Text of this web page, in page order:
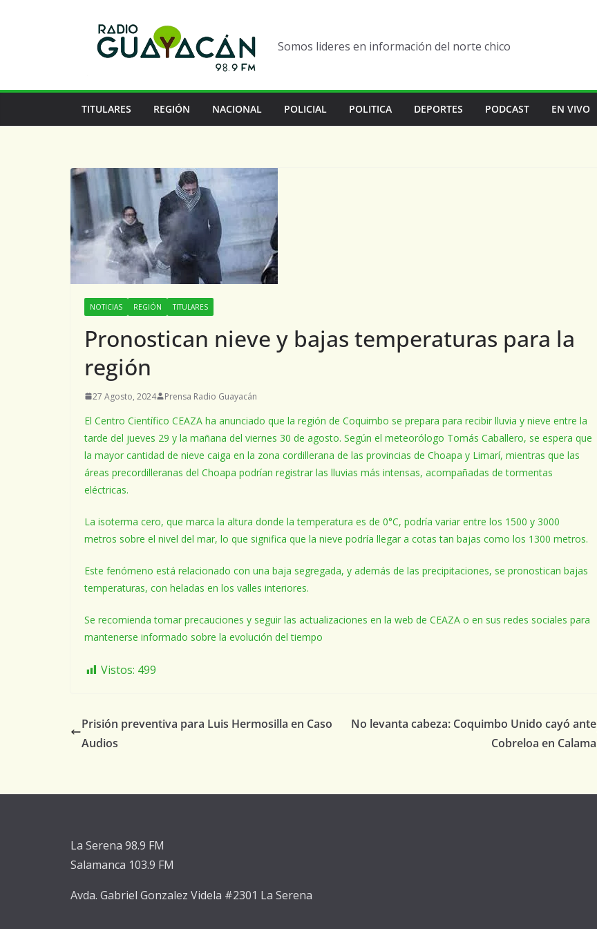
Somos lideres en información del norte chico
TITULARES REGIÓN NACIONAL POLICIAL POLITICA DEPORTES PODCAST EN VIVO
NOTICIAS REGIÓN TITULARES
Pronostican nieve y bajas temperaturas para la
región
27 Agosto, 2024 Prensa Radio Guayacán
El Centro Científico CEAZA ha anunciado que la región de Coquimbo se prepara para recibir lluvia y nieve entre la
tarde del jueves 29 y la mañana del viernes 30 de agosto. Según el meteorólogo Tomás Caballero, se espera que
la mayor cantidad de nieve caiga en la zona cordillerana de las provincias de Choapa y Limarí, mientras que las
áreas precordilleranas del Choapa podrían registrar las lluvias más intensas, acompañadas de tormentas
eléctricas.
La isoterma cero, que marca la altura donde la temperatura es de 0°C, podría variar entre los 1500 y 3000
metros sobre el nivel del mar, lo que significa que la nieve podría llegar a cotas tan bajas como los 1300 metros.
Este fenómeno está relacionado con una baja segregada, y además de las precipitaciones, se pronostican bajas
temperaturas, con heladas en los valles interiores.
Se recomienda tomar precauciones y seguir las actualizaciones en la web de CEAZA o en sus redes sociales para
mantenerse informado sobre la evolución del tiempo
Vistos: 499
Prisión preventiva para Luis Hermosilla en Caso
Audios
No levanta cabeza: Coquimbo Unido cayó ante
Cobreloa en Calama
La Serena 98.9 FM
Salamanca 103.9 FM
Avda. Gabriel Gonzalez Videla #2301 La Serena